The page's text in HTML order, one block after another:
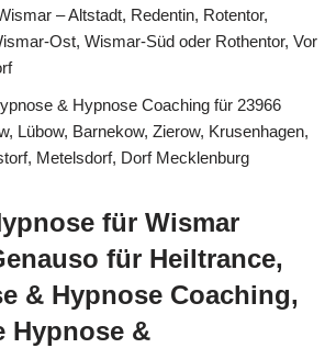
– Altstadt, Redentin, Rotentor,
Ost, Wismar-Süd oder Rothentor, Vor
& Hypnose Coaching für 23966
Lübow, Barnekow, Zierow, Krusenhagen,
Metelsdorf, Dorf Mecklenburg
für Wismar
für Heiltrance,
& Hypnose Coaching,
Hypnose &